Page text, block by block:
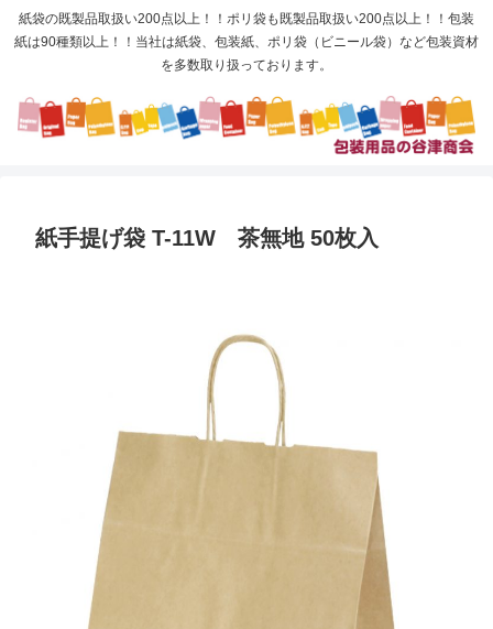
紙袋の既製品取扱い200点以上！！ポリ袋も既製品取扱い200点以上！！包装
紙は90種類以上！！当社は紙袋、包装紙、ポリ袋（ビニール袋）など包装資材
を多数取り扱っております。
紙手提げ袋 T-11W 茶無地 50枚入